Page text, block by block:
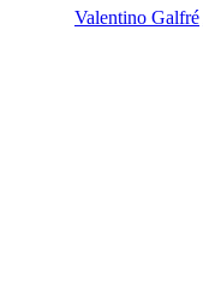
Valentino Galfré